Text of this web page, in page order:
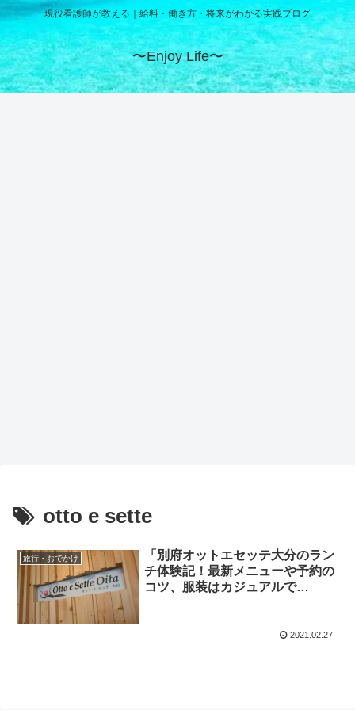
現役看護師が教える｜給料・働き方・将来がわかる実践ブログ
〜Enjoy Life〜
otto e sette
旅行・おでかけ
「別府オットエセッテ大分のラン
チ体験記！最新メニューや予約の
コツ、服装はカジュアルで
2021.02.27